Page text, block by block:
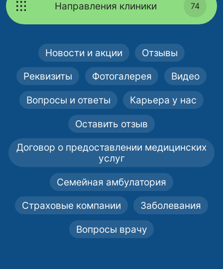
Направления клиники 74
Новости и акции Отзывы
Реквизиты Фотогалерея Видео
Вопросы и ответы Карьера у нас
Оставить отзыв
Договор о предоставлении медицинских
услуг
Семейная амбулатория
Страховые компании Заболевания
Вопросы врачу